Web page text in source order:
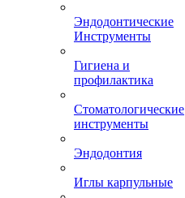
Эндодонтические
Инструменты
Гигиена и
профилактика
Стоматологические
инструменты
Эндодонтия
Иглы карпульные